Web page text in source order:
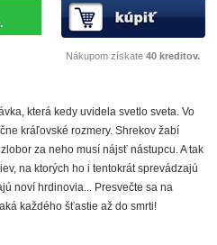
Nákupom získate 40 kreditov.
která kedy uvidela svetlo sveta. Vo
kráľovské rozmery. Shrekov žabí
za neho musí nájsť nástupcu. A tak
na ktorých ho i tentokrát sprevádzajú
noví hrdinovia... Presvečte sa na
každého šťastie až do smrti!